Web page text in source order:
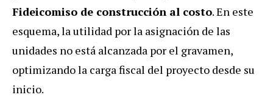
Fideicomiso de construcción al costo. En este
esquema, la utilidad por la asignación de las
unidades no está alcanzada por el gravamen,
optimizando la carga fiscal del proyecto desde su
inicio.